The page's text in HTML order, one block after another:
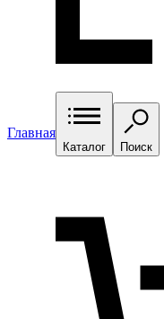
Главная
Каталог Поиск